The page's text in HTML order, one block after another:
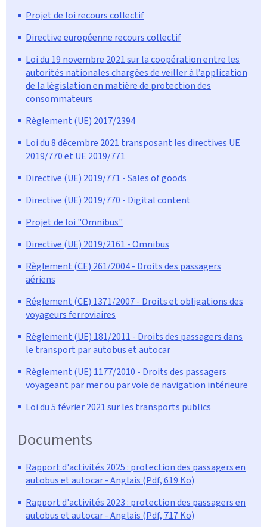
Projet de loi recours collectif
Directive européenne recours collectif
Loi du 19 novembre 2021 sur la coopération entre les
autorités nationales chargées de veiller à l’application
de la législation en matière de protection des
consommateurs
Règlement (UE) 2017/2394
Loi du 8 décembre 2021 transposant les directives UE
2019/770 et UE 2019/771
Directive (UE) 2019/771 - Sales of goods
Directive (UE) 2019/770 - Digital content
Projet de loi "Omnibus"
Directive (UE) 2019/2161 - Omnibus
Règlement (CE) 261/2004 - Droits des passagers
aériens
Réglement (CE) 1371/2007 - Droits et obligations des
voyageurs ferroviaires
Règlement (UE) 181/2011 - Droits des passagers dans
le transport par autobus et autocar
Règlement (UE) 1177/2010 - Droits des passagers
voyageant par mer ou par voie de navigation intérieure
Loi du 5 février 2021 sur les transports publics
Documents
Rapport d'activités 2025 : protection des passagers en
autobus et autocar - Anglais (Pdf, 619 Ko)
Rapport d'activités 2023 : protection des passagers en
autobus et autocar - Anglais (Pdf, 717 Ko)